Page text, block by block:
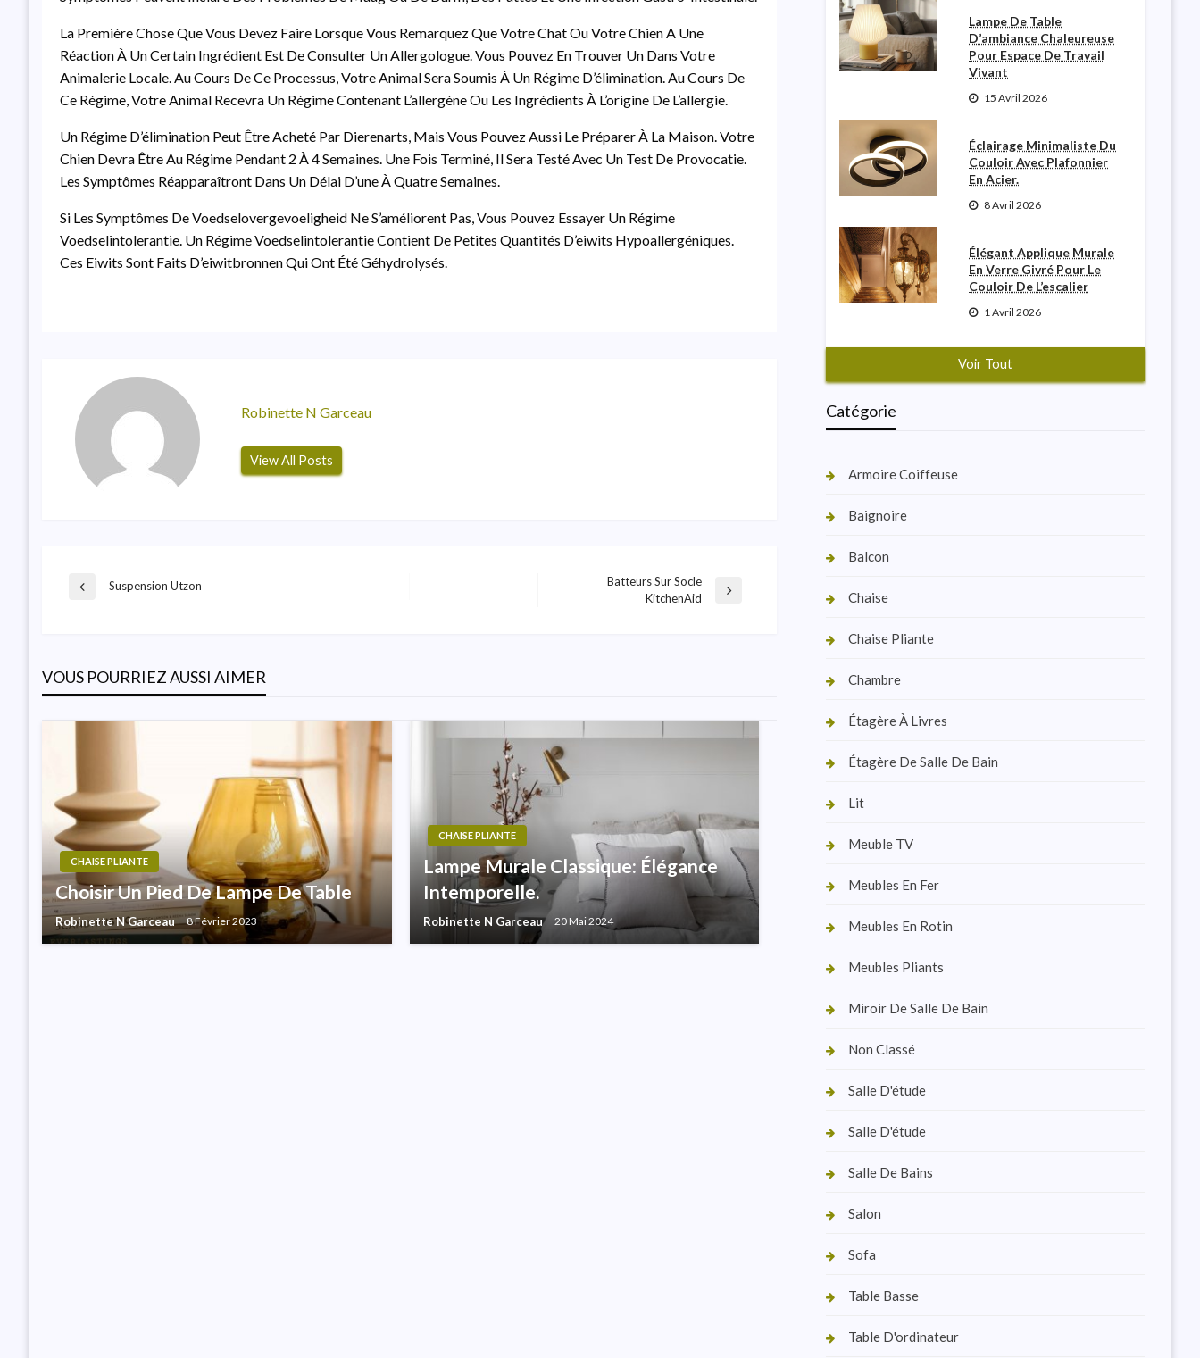
La Première Chose Que Vous Devez Faire Lorsque Vous Remarquez Que Votre Chat Ou Votre Chien A Une
Réaction À Un Certain Ingrédient Est De Consulter Un Allergologue. Vous Pouvez En Trouver Un Dans Votre
Animalerie Locale. Au Cours De Ce Processus, Votre Animal Sera Soumis À Un Régime D’élimination. Au Cours De
Ce Régime, Votre Animal Recevra Un Régime Contenant L’allergène Ou Les Ingrédients À L’origine De L’allergie.
Un Régime D’élimination Peut Être Acheté Par Dierenarts, Mais Vous Pouvez Aussi Le Préparer À La Maison. Votre
Chien Devra Être Au Régime Pendant 2 À 4 Semaines. Une Fois Terminé, Il Sera Testé Avec Un Test De Provocatie.
Les Symptômes Réapparaîtront Dans Un Délai D’une À Quatre Semaines.
Si Les Symptômes De Voedselovergevoeligheid Ne S’améliorent Pas, Vous Pouvez Essayer Un Régime
Voedselintolerantie. Un Régime Voedselintolerantie Contient De Petites Quantités D’eiwits Hypoallergéniques.
Ces Eiwits Sont Faits D’eiwitbronnen Qui Ont Été Géhydrolysés.
Robinette N Garceau
View All Posts
Navigation
L’article
PreviousSuspension Utzon
Batteurs Sur Socle
KitchenAid
VOUS POURRIEZ AUSSI AIMER
CHAISE PLIANTE
Choisir Un Pied De Lampe De Table
Robinette N Garceau 8 Février 2023
CHAISE PLIANTE
Lampe Murale Classique: Élégance
Intemporelle.
Robinette N Garceau 20 Mai 2024
Lampe De Table
D’ambiance Chaleureuse
Pour Espace De Travail
Vivant
15 Avril 2026
Éclairage Minimaliste Du
Couloir Avec Plafonnier
En Acier.
8 Avril 2026
Élégant Applique Murale
En Verre Givré Pour Le
Couloir De L’escalier
1 Avril 2026
Voir Tout
Catégorie
Armoire Coiffeuse
Baignoire
Balcon
Chaise
Chaise Pliante
Chambre
Étagère À Livres
Étagère De Salle De Bain
Lit
Meuble TV
Meubles En Fer
Meubles En Rotin
Meubles Pliants
Miroir De Salle De Bain
Non Classé
Salle D'étude
Salle D'étude
Salle De Bains
Salon
Sofa
Table Basse
Table D'ordinateur